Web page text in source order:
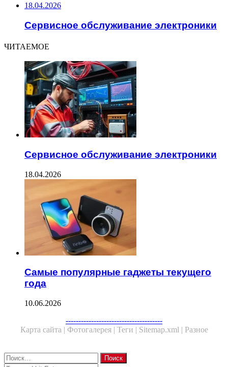
18.04.2026
Сервисное обслуживание электроники
ЧИТАЕМОЕ
Сервисное обслуживание электроники
18.04.2026
Самые популярные гаджеты текущего
года
10.06.2026
--------------------------------------
Карта сайта | Фотогалерея | Теги | Sitemap.xml | Разное
Close
Найти: